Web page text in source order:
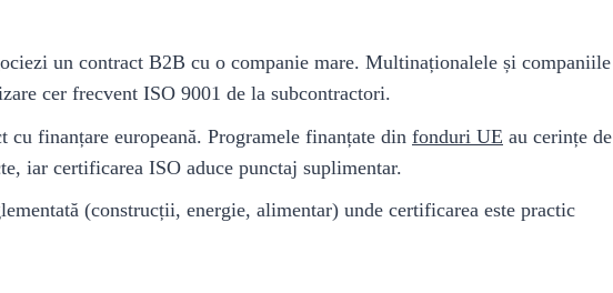
un contract B2B cu o companie mare. Multinaționalele și companiile
cer frecvent ISO 9001 de la subcontractori.
finanțare europeană. Programele finanțate din fonduri UE au cerințe de
iar certificarea ISO aduce punctaj suplimentar.
(construcții, energie, alimentar) unde certificarea este practic